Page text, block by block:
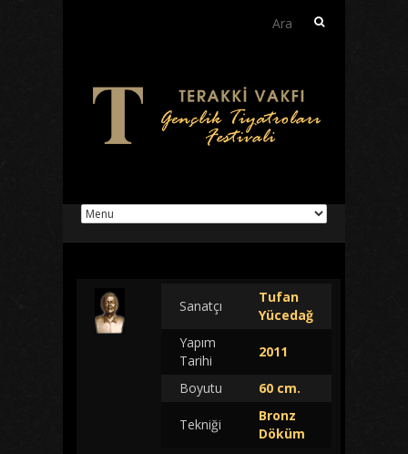
Arama:
Sanatçı
Tufan
Yücedağ
Yapım
Tarihi
2011
Boyutu 60 cm.
Tekniği
Bronz
Döküm